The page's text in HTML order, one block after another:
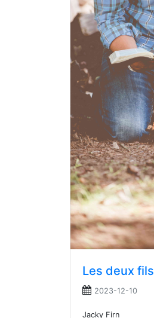
Les deux fils
2023-12-10
Jacky Firn